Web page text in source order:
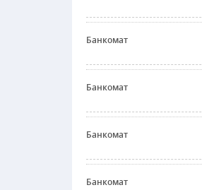
Банкомат
Банкомат
Банкомат
Банкомат